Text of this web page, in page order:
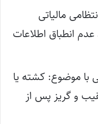
مالیاتی
انطباق اطلاعات
موضوع: کشته یا
و گریز پس از